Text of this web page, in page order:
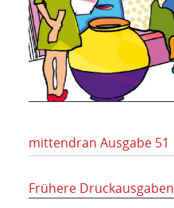
mittendran Ausgabe 51
Frühere Druckausgaben